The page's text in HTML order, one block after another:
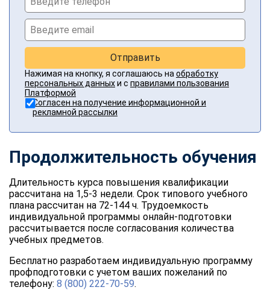
Отправить
Нажимая на кнопку, я соглашаюсь на обработку
персональных данныхи с правилами пользования
Платформой
Согласен на получение информационной и
рекламной рассылки
Продолжительность обучения
Длительность курса повышения квалификации
рассчитана на 1,5-3 недели. Срок типового учебного
плана рассчитан на 72-144 ч. Трудоемкость
индивидуальной программы онлайн-подготовки
рассчитывается после согласования количества
учебных предметов.
Бесплатно разработаем индивидуальную программу
профподготовки с учетом ваших пожеланий по
телефону: 8 (800) 222-70-59.